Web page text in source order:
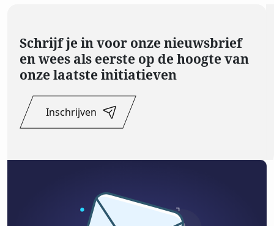
Schrijf je in voor onze nieuwsbrief
en wees als eerste op de hoogte van
onze laatste initiatieven
Inschrijven
E-mailadres
PrivacyIk ga akkoord met de